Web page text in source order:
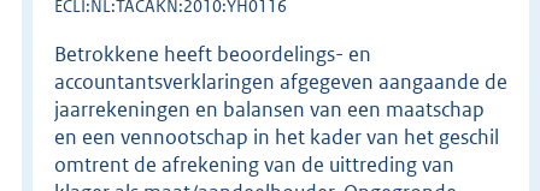
ECLI:NL:TACAKN:2010:YH0116
Betrokkene heeft beoordelings- en
accountantsverklaringen afgegeven aangaande de
jaarrekeningen en balansen van een maatschap
en een vennootschap in het kader van het geschil
omtrent de afrekening van de uittreding van